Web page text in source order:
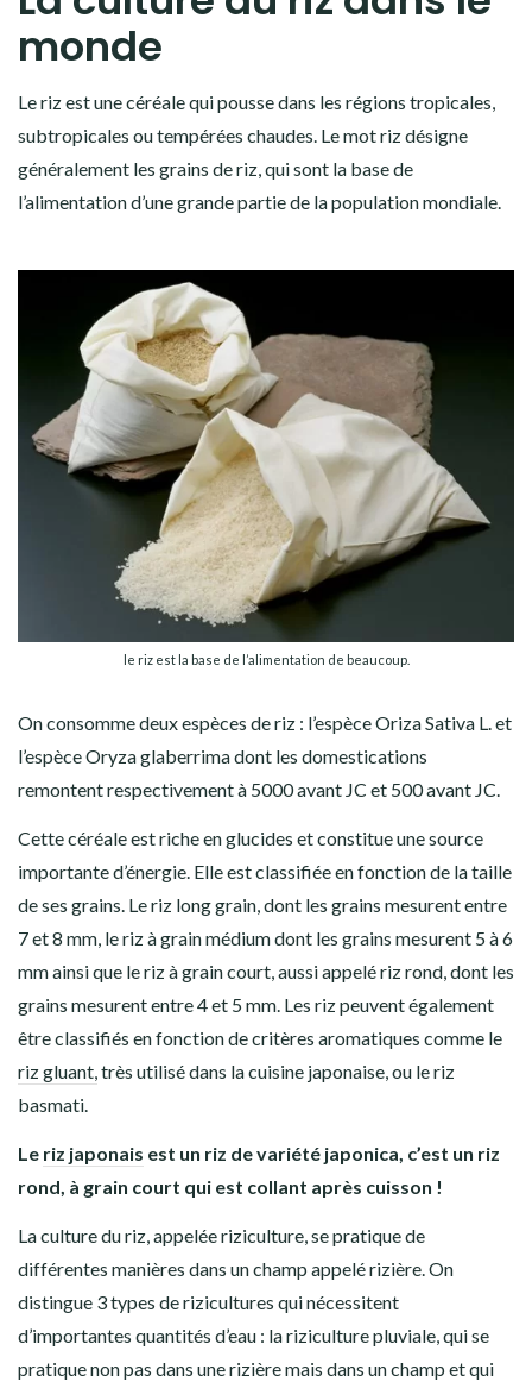
monde
Le riz est une céréale qui pousse dans les régions tropicales,
subtropicales ou tempérées chaudes. Le mot riz désigne
généralement les grains de riz, qui sont la base de
l’alimentation d’une grande partie de la population mondiale.
le riz est la base de l’alimentation de beaucoup.
On consomme deux espèces de riz : l’espèceOriza Sativa L.et
l’espèceOryza glaberrimadont les domestications
remontent respectivement à 5000 avant JC et 500 avant JC.
Cette céréale est riche en glucides et constitue unesource
importante d’énergie. Elle est classifiée en fonction de la taille
de ses grains. Leriz long grain, dont les grains mesurent entre
7 et 8 mm, leriz à grain médiumdont les grains mesurent 5 à 6
mm ainsi que leriz à grain court, aussi appelériz rond, dont les
grains mesurent entre 4 et 5 mm. Les riz peuvent également
être classifiés en fonction de critères aromatiques comme le
riz gluant,très utilisé dans la cuisine japonaise, ou le riz
basmati.
Le riz japonais est un riz de variété japonica, c’est un riz
rond, à grain court qui est collant après cuisson !
La culture du riz, appelée riziculture, se pratique de
différentes manières dans un champ appelérizière. On
distingue 3 types de rizicultures qui nécessitent
d’importantes quantités d’eau : lariziculture pluviale, qui se
pratique non pas dans une rizière mais dans un champ et qui